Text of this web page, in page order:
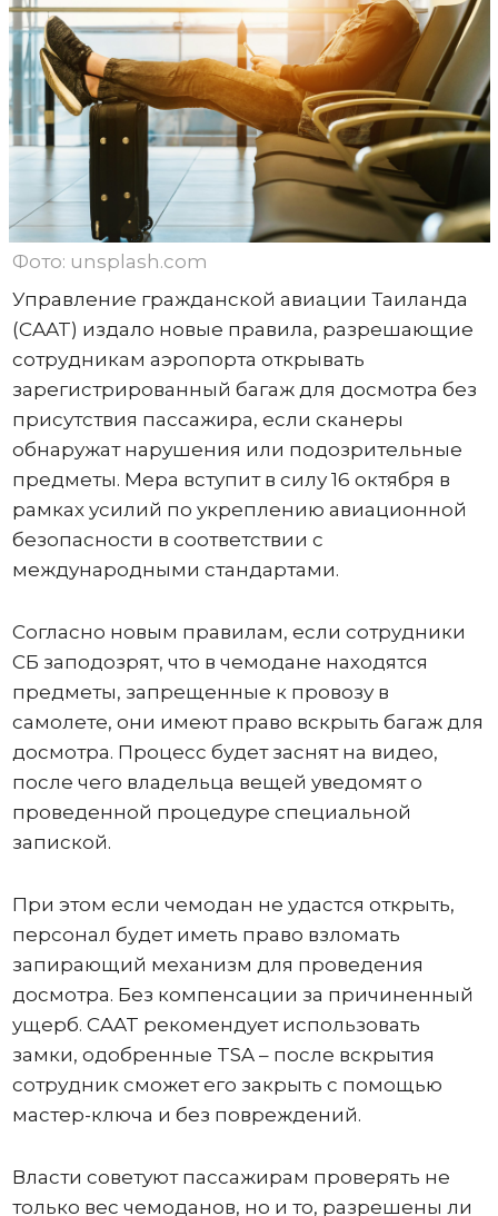
Фото: unsplash.com
Управление гражданской авиации Таиланда
(CAAT) издало новые правила, разрешающие
сотрудникам аэропорта открывать
зарегистрированный багаж для досмотра без
присутствия пассажира, если сканеры
обнаружат нарушения или подозрительные
предметы. Мера вступит в силу 16 октября в
рамках усилий по укреплению авиационной
безопасности в соответствии с
международными стандартами.
Согласно новым правилам, если сотрудники
СБ заподозрят, что в чемодане ​​находятся
предметы, запрещенные к провозу в
самолете, они имеют право вскрыть багаж для
досмотра. Процесс будет заснят на видео,
после чего владельца вещей уведомят о
проведенной процедуре специальной
запиской.
При этом если чемодан не удастся открыть,
персонал будет иметь право взломать
запирающий механизм для проведения
досмотра. Без компенсации за причиненный
ущерб. CAAT рекомендует использовать
замки, одобренные TSA – после вскрытия
сотрудник сможет его закрыть с помощью
мастер-ключа и без повреждений.
Власти советуют пассажирам проверять не
только вес чемоданов, но и то, разрешены ли